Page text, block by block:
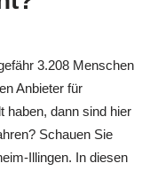
3.208 Menschen
Anbieter für
haben, dann sind hier
Schauen Sie
Illingen. In diesen